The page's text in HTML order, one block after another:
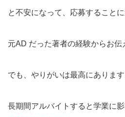
と不安になって、応募すること
元AD だった著者の経験からお伝
でも、やりがいは最高にあります
長期間アルバイトすると学業に影